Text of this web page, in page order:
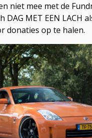
niet mee met de
MET EEN LACH
donaties op te halen.